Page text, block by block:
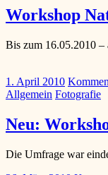
Workshop
Bis zum 16.05.2010
1. April 2010
Allgemein Fotografie
Neu:
Die Umfrage war